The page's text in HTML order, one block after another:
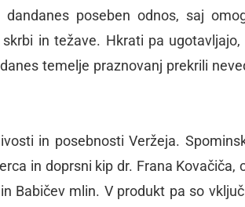
poseben odnos, saj
in težave. Hkrati pa
temelje praznovanj prekrili
in posebnosti Veržeja.
in doprsni kip dr. Frana Kovačiča,
Babičev mlin. V produkt pa so